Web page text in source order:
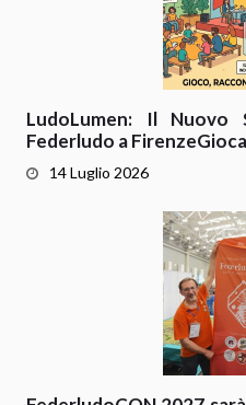
14 Luglio 2026
LudoLumen: Il Nuovo
Federludo a FirenzeGioca